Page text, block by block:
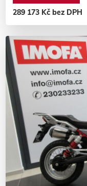
289 173 Kč bez DPH